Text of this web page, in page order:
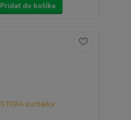
Pridať do košíka